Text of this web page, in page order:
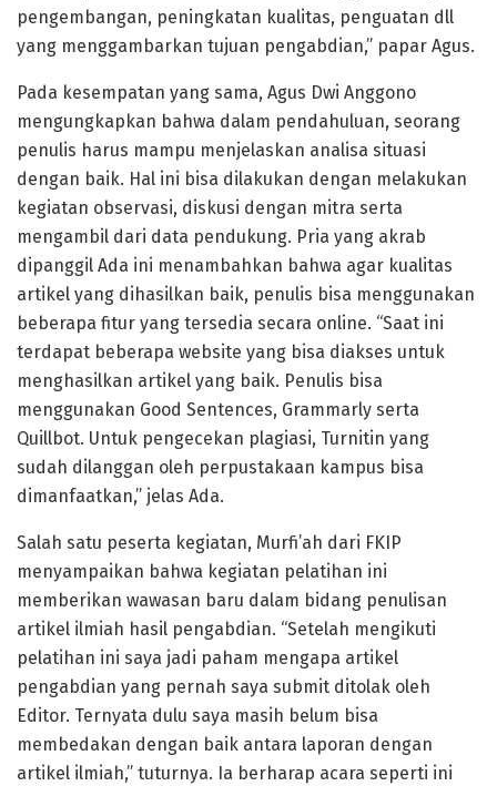
pengembangan, peningkatan kualitas, penguatan dll
yang menggambarkan tujuan pengabdian,” papar Agus.
Pada kesempatan yang sama, Agus Dwi Anggono
mengungkapkan bahwa dalam pendahuluan, seorang
penulis harus mampu menjelaskan analisa situasi
dengan baik. Hal ini bisa dilakukan dengan melakukan
kegiatan observasi, diskusi dengan mitra serta
mengambil dari data pendukung. Pria yang akrab
dipanggil Ada ini menambahkan bahwa agar kualitas
artikel yang dihasilkan baik, penulis bisa menggunakan
beberapa fitur yang tersedia secara online. “Saat ini
terdapat beberapa website yang bisa diakses untuk
menghasilkan artikel yang baik. Penulis bisa
menggunakan Good Sentences, Grammarly serta
Quillbot. Untuk pengecekan plagiasi, Turnitin yang
sudah dilanggan oleh perpustakaan kampus bisa
dimanfaatkan,” jelas Ada.
Salah satu peserta kegiatan, Murfi’ah dari FKIP
menyampaikan bahwa kegiatan pelatihan ini
memberikan wawasan baru dalam bidang penulisan
artikel ilmiah hasil pengabdian. “Setelah mengikuti
pelatihan ini saya jadi paham mengapa artikel
pengabdian yang pernah saya submit ditolak oleh
Editor. Ternyata dulu saya masih belum bisa
membedakan dengan baik antara laporan dengan
artikel ilmiah,” tuturnya. Ia berharap acara seperti ini